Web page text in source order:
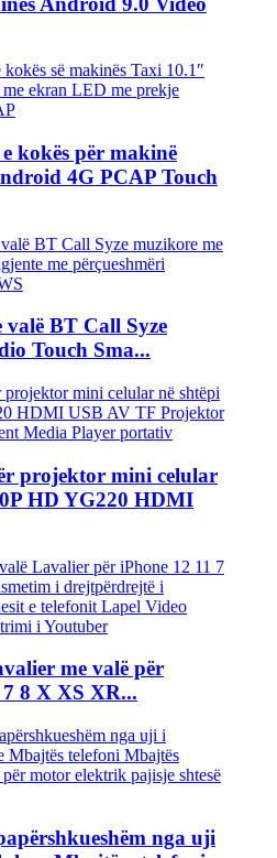
kokës për makinë
4G PCAP Touch
valë BT Call Syze
Touch Sma...
projektor mini celular
HD YG220 HDMI
me valë për
8 X XS XR...
nga uji